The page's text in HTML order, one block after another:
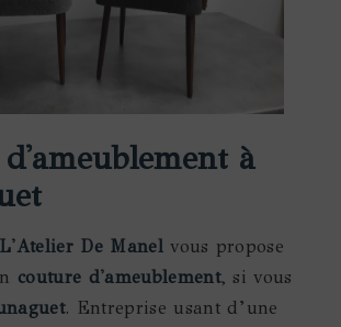
à
L'Atelier De Manelvous propose
couture d'ameublement, si vous
. Entreprise usant d’une